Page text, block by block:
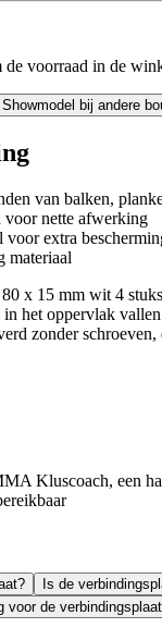
voorraad in de
Showmodel bij andere
van balken,
voor nette afwerking
voor extra
materiaal
x 15 mm wit 4
in het oppervlak
zonder
Kluscoach, een
Is de
voor de